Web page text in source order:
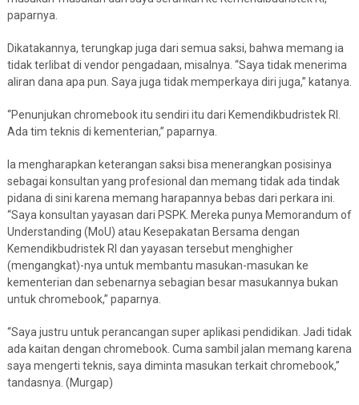
paparnya.
Dikatakannya, terungkap juga dari semua saksi, bahwa memang ia
tidak terlibat di vendor pengadaan, misalnya. “Saya tidak menerima
aliran dana apa pun. Saya juga tidak memperkaya diri juga,” katanya.
“Penunjukan chromebook itu sendiri itu dari Kemendikbudristek RI.
Ada tim teknis di kementerian,” paparnya.
Ia mengharapkan keterangan saksi bisa menerangkan posisinya
sebagai konsultan yang profesional dan memang tidak ada tindak
pidana di sini karena memang harapannya bebas dari perkara ini.
“Saya konsultan yayasan dari PSPK. Mereka punya Memorandum of
Understanding (MoU) atau Kesepakatan Bersama dengan
Kemendikbudristek RI dan yayasan tersebut menghigher
(mengangkat)-nya untuk membantu masukan-masukan ke
kementerian dan sebenarnya sebagian besar masukannya bukan
untuk chromebook,” paparnya.
“Saya justru untuk perancangan super aplikasi pendidikan. Jadi tidak
ada kaitan dengan chromebook. Cuma sambil jalan memang karena
saya mengerti teknis, saya diminta masukan terkait chromebook,”
tandasnya. (Murgap)